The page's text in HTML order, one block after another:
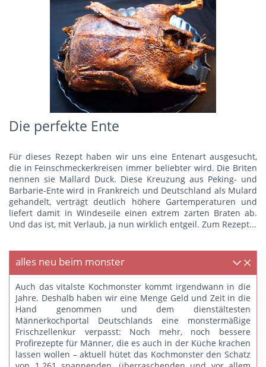
Die perfekte Ente
Für dieses Rezept haben wir uns eine Entenart ausgesucht,
die in Feinschmeckerkreisen immer beliebter wird. Die Briten
nennen sie Mallard Duck. Diese Kreuzung aus Peking- und
Barbarie-Ente wird in Frankreich und Deutschland als Mulard
gehandelt, verträgt deutlich höhere Gartemperaturen und
liefert damit in Windeseile einen extrem zarten Braten ab.
Und das ist, mit Verlaub, ja nun wirklich entgeil. Zum Rezept...
alles neu beim monster
Auch das vitalste Kochmonster kommt irgendwann in die
Jahre. Deshalb haben wir eine Menge Geld und Zeit in die
Hand genommen und dem dienstältesten
Männerkochportal Deutschlands eine monstermäßige
Frischzellenkur verpasst: Noch mehr, noch bessere
Profirezepte für Männer, die es auch in der Küche krachen
lassen wollen – aktuell hütet das Kochmonster den Schatz